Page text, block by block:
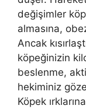
değişimler
almasına,
Ancak
köpeğinizin
beslenme,
hekiminiz
Köpek